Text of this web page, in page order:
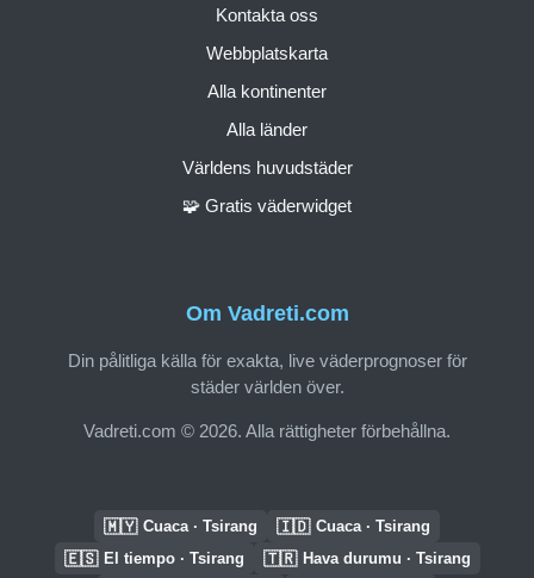
Om Vadreti.com
Din pålitliga källa för exakta, live väderprognoser för
städer världen över.
Vadreti.com © 2026. Alla rättigheter förbehållna.
Kontakta oss
Webbplatskarta
Alla kontinenter
Alla länder
Världens huvudstäder
🧩 Gratis väderwidget
🇲🇾 Cuaca · Tsirang 🇮🇩 Cuaca · Tsirang
🇪🇸 El tiempo · Tsirang 🇹🇷 Hava durumu · Tsirang